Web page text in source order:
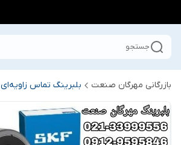
جستجو
بازرگانی مهرگان صنعت بلبرینگ تماس زاویه‌ای